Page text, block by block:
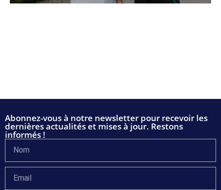
Abonnez-vous à notre newsletter pour recevoir les
dernières actualités et mises à jour. Restons
informés !